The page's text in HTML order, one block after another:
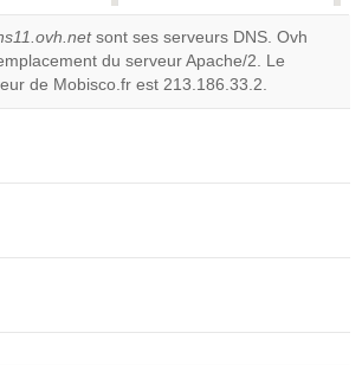
correctly.
Do you
own this
sont ses serveurs DNS. Ovh
du serveur Apache/2. Le
de Mobisco.fr est 213.186.33.2.